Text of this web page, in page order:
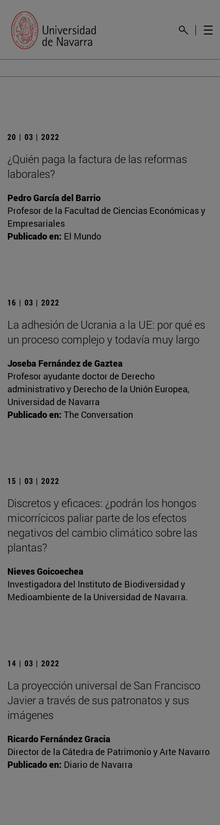
20 | 03 | 2022
¿Quién paga la factura de las reformas
laborales?
Pedro García del Barrio
Profesor de la Facultad de Ciencias Económicas y
Empresariales
Publicado en: El Mundo
16 | 03 | 2022
La adhesión de Ucrania a la UE: por qué es
un proceso complejo y todavía muy largo
Joseba Fernández de Gaztea
Profesor ayudante doctor de Derecho
administrativo y Derecho de la Unión Europea,
Universidad de Navarra
Publicado en: The Conversation
15 | 03 | 2022
Discretos y eficaces: ¿podrán los hongos
micorrícicos paliar parte de los efectos
negativos del cambio climático sobre las
plantas?
Nieves Goicoechea
Investigadora del Instituto de Biodiversidad y
Medioambiente de la Universidad de Navarra.
14 | 03 | 2022
La proyección universal de San Francisco
Javier a través de sus patronatos y sus
imágenes
Ricardo Fernández Gracia
Director de la Cátedra de Patrimonio y Arte Navarro
Publicado en: Diario de Navarra